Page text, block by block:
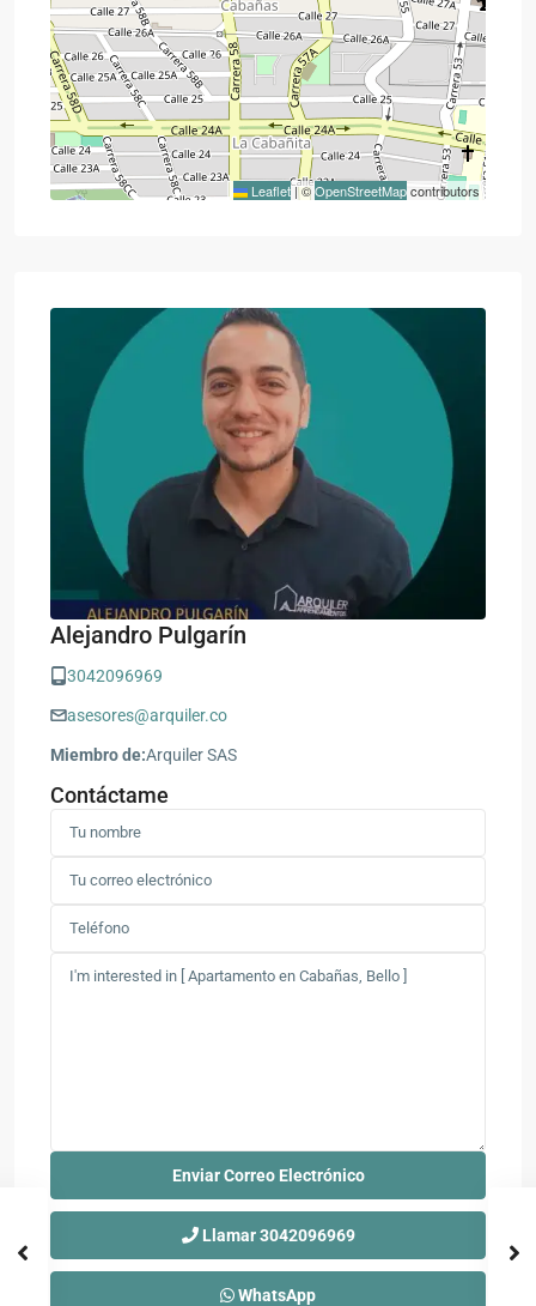
Leaflet|©OpenStreetMapcontributors
Alejandro Pulgarín
3042096969
asesores@arquiler.co
Miembro de:Arquiler SAS
Contáctame
Llamar3042096969
WhatsApp